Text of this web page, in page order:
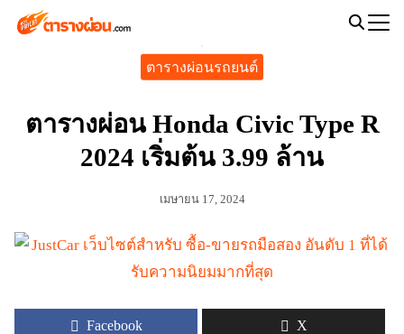
ตารางผ่อนรถยนต์
ตารางผ่อน Honda Civic Type R
2024 เริ่มต้น 3.99 ล้าน
เมษายน 17, 2024
Facebook X